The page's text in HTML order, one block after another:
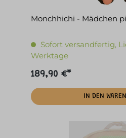
Monchhichi - Mädchen
Sofort versandfertig,
Werktage
189,90 €*
IN DEN